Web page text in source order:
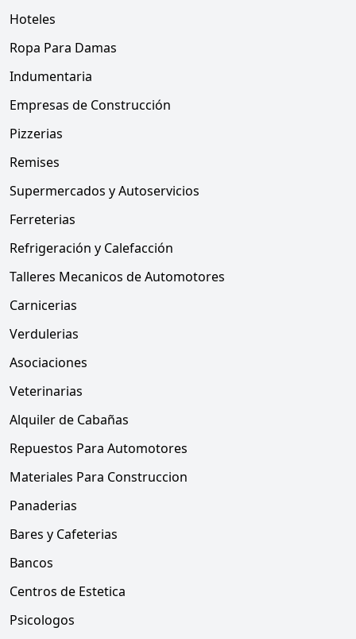
Hoteles
Ropa Para Damas
Indumentaria
Empresas de Construcción
Pizzerias
Remises
Supermercados y Autoservicios
Ferreterias
Refrigeración y Calefacción
Talleres Mecanicos de Automotores
Carnicerias
Verdulerias
Asociaciones
Veterinarias
Alquiler de Cabañas
Repuestos Para Automotores
Materiales Para Construccion
Panaderias
Bares y Cafeterias
Bancos
Centros de Estetica
Psicologos